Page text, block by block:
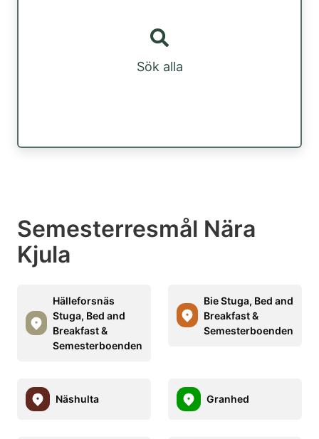
Sök alla
Semesterresmål Nära
Kjula
Hälleforsnäs
Stuga, Bed and
Breakfast &
Semesterboenden
Bie Stuga, Bed and
Breakfast &
Semesterboenden
Näshulta Granhed